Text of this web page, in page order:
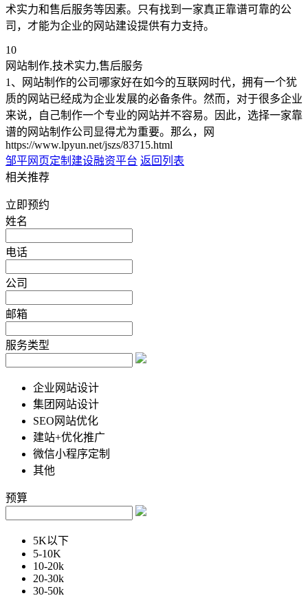
术实力和售后服务等因素。只有找到一家真正靠谱可靠的公
司，才能为企业的网站建设提供有力支持。
10
网站制作,技术实力,售后服务
1、网站制作的公司哪家好在如今的互联网时代，拥有一个犹
质的网站已经成为企业发展的必备条件。然而，对于很多企业
来说，自己制作一个专业的网站并不容易。因此，选择一家靠
谱的网站制作公司显得尤为重要。那么，网
https://www.lpyun.net/jszs/83715.html
邹平网页定制 建设融资平台 返回列表
相关推荐
立即预约
姓名
电话
公司
邮箱
服务类型
企业网站设计
集团网站设计
SEO网站优化
建站+优化推广
微信小程序定制
其他
预算
5K以下
5-10K
10-20k
20-30k
30-50k